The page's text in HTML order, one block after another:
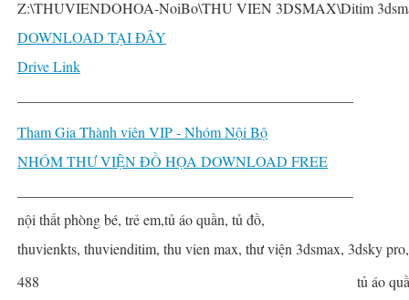
Z:\THUVIENDOHOA-NoiBo\THU VIEN 3DSMAX\Ditim
DOWNLOAD TẠI ĐÂY
Drive Link
Tham Gia Thành viên VIP - Nhóm Nội Bộ
NHÓM THƯ VIỆN ĐỒ HỌA DOWNLOAD FREE
nội thất phòng bé, trẻ em,tủ áo quần, tủ đồ,
thuvienkts, thuvienditim, thu vien max, thư viện 3dsmax, 3dsky
488
tủ áo